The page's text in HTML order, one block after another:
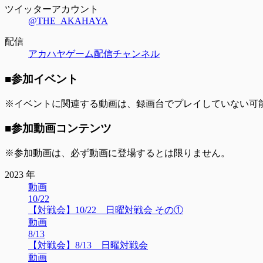
ツイッターアカウント
@THE_AKAHAYA
配信
アカハヤゲーム配信チャンネル
■参加イベント
※イベントに関連する動画は、録画台でプレイしていない可
■参加動画コンテンツ
※参加動画は、必ず動画に登場するとは限りません。
2023 年
動画
10/22
【対戦会】10/22 日曜対戦会 その①
動画
8/13
【対戦会】8/13 日曜対戦会
動画